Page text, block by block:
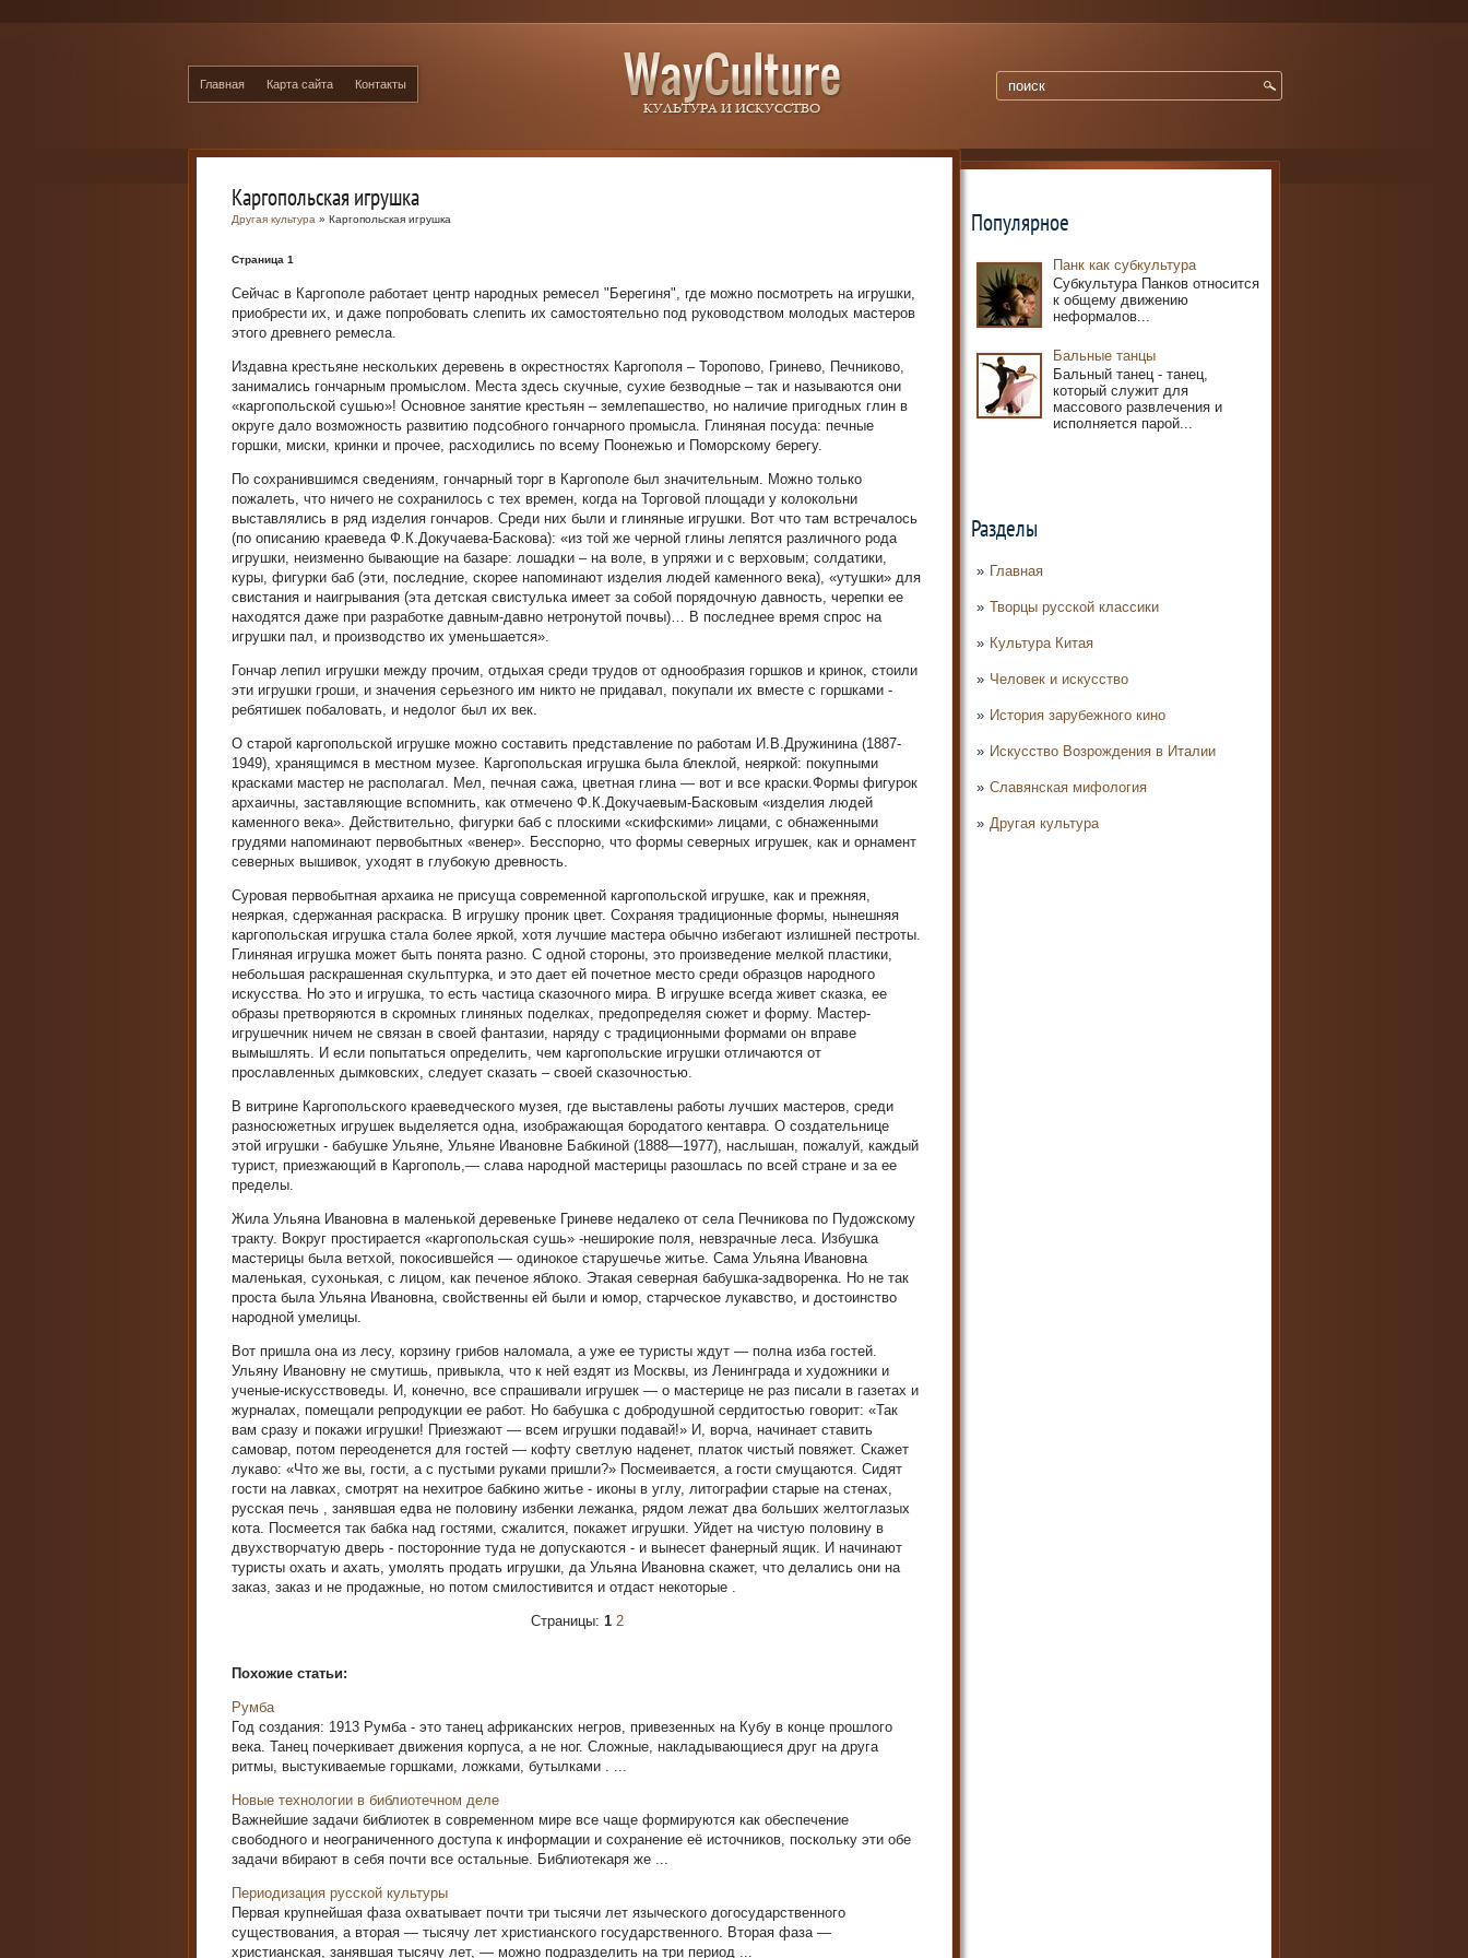
Главная Карта сайта Контакты
Популярное
Панк как субкультура
Субкультура Панков относится
к общему движению
неформалов...
Бальные танцы
Бальный танец - танец,
который служит для
массового развлечения и
исполняется парой...
Разделы
Главная
Творцы русской классики
Культура Китая
Человек и искусство
История зарубежного кино
Искусство Возрождения в Италии
Славянская мифология
Другая культура
Каргопольская игрушка
Другая культура » Каргопольская игрушка
Страница 1
Сейчас в Каргополе работает центр народных ремесел "Берегиня", где можно посмотреть на игрушки,
приобрести их, и даже попробовать слепить их самостоятельно под руководством молодых мастеров
этого древнего ремесла.
Издавна крестьяне нескольких деревень в окрестностях Каргополя – Торопово, Гринево, Печниково,
занимались гончарным промыслом. Места здесь скучные, сухие безводные – так и называются они
«каргопольской сушью»! Основное занятие крестьян – землепашество, но наличие пригодных глин в
округе дало возможность развитию подсобного гончарного промысла. Глиняная посуда: печные
горшки, миски, кринки и прочее, расходились по всему Поонежью и Поморскому берегу.
По сохранившимся сведениям, гончарный торг в Каргополе был значительным. Можно только
пожалеть, что ничего не сохранилось с тех времен, когда на Торговой площади у колокольни
выставлялись в ряд изделия гончаров. Среди них были и глиняные игрушки. Вот что там встречалось
(по описанию краеведа Ф.К.Докучаева-Баскова): «из той же черной глины лепятся различного рода
игрушки, неизменно бывающие на базаре: лошадки – на воле, в упряжи и с верховым; солдатики,
куры, фигурки баб (эти, последние, скорее напоминают изделия людей каменного века), «утушки» для
свистания и наигрывания (эта детская свистулька имеет за собой порядочную давность, черепки ее
находятся даже при разработке давным-давно нетронутой почвы)… В последнее время спрос на
игрушки пал, и производство их уменьшается».
Гончар лепил игрушки между прочим, отдыхая среди трудов от однообразия горшков и кринок, стоили
эти игрушки гроши, и значения серьезного им никто не придавал, покупали их вместе с горшками -
ребятишек побаловать, и недолог был их век.
О старой каргопольской игрушке можно составить представление по работам И.В.Дружинина (1887-
1949), хранящимся в местном музее. Каргопольская игрушка была блеклой, неяркой: покупными
красками мастер не располагал. Мел, печная сажа, цветная глина — вот и все краски.Формы фигурок
архаичны, заставляющие вспомнить, как отмечено Ф.К.Докучаевым-Басковым «изделия людей
каменного века». Действительно, фигурки баб с плоскими «скифскими» лицами, с обнаженными
грудями напоминают первобытных «венер». Бесспорно, что формы северных игрушек, как и орнамент
северных вышивок, уходят в глубокую древность.
Суровая первобытная архаика не присуща современной каргопольской игрушке, как и прежняя,
неяркая, сдержанная раскраска. В игрушку проник цвет. Сохраняя традиционные формы, нынешняя
каргопольская игрушка стала более яркой, хотя лучшие мастера обычно избегают излишней пестроты.
Глиняная игрушка может быть понята разно. С одной стороны, это произведение мелкой пластики,
небольшая раскрашенная скульптурка, и это дает ей почетное место среди образцов народного
искусства. Но это и игрушка, то есть частица сказочного мира. В игрушке всегда живет сказка, ее
образы претворяются в скромных глиняных поделках, предопределяя сюжет и форму. Мастер-
игрушечник ничем не связан в своей фантазии, наряду с традиционными формами он вправе
вымышлять. И если попытаться определить, чем каргопольские игрушки отличаются от
прославленных дымковских, следует сказать – своей сказочностью.
В витрине Каргопольского краеведческого музея, где выставлены работы лучших мастеров, среди
разносюжетных игрушек выделяется одна, изображающая бородатого кентавра. О создательнице
этой игрушки - бабушке Ульяне, Ульяне Ивановне Бабкиной (1888—1977), наслышан, пожалуй, каждый
турист, приезжающий в Каргополь,— слава народной мастерицы разошлась по всей стране и за ее
пределы.
Жила Ульяна Ивановна в маленькой деревеньке Гриневе недалеко от села Печникова по Пудожскому
тракту. Вокруг простирается «каргопольская сушь» -неширокие поля, невзрачные леса. Избушка
мастерицы была ветхой, покосившейся — одинокое старушечье житье. Сама Ульяна Ивановна
маленькая, сухонькая, с лицом, как печеное яблоко. Этакая северная бабушка-задворенка. Но не так
проста была Ульяна Ивановна, свойственны ей были и юмор, старческое лукавство, и достоинство
народной умелицы.
Вот пришла она из лесу, корзину грибов наломала, а уже ее туристы ждут — полна изба гостей.
Ульяну Ивановну не смутишь, привыкла, что к ней ездят из Москвы, из Ленинграда и художники и
ученые-искусствоведы. И, конечно, все спрашивали игрушек — о мастерице не раз писали в газетах и
журналах, помещали репродукции ее работ. Но бабушка с добродушной сердитостью говорит: «Так
вам сразу и покажи игрушки! Приезжают — всем игрушки подавай!» И, ворча, начинает ставить
самовар, потом переоденется для гостей — кофту светлую наденет, платок чистый повяжет. Скажет
лукаво: «Что же вы, гости, а с пустыми руками пришли?» Посмеивается, а гости смущаются. Сидят
гости на лавках, смотрят на нехитрое бабкино житье - иконы в углу, литографии старые на стенах,
русская печь , занявшая едва не половину избенки лежанка, рядом лежат два больших желтоглазых
кота. Посмеется так бабка над гостями, сжалится, покажет игрушки. Уйдет на чистую половину в
двухстворчатую дверь - посторонние туда не допускаются - и вынесет фанерный ящик. И начинают
туристы охать и ахать, умолять продать игрушки, да Ульяна Ивановна скажет, что делались они на
заказ, заказ и не продажные, но потом смилостивится и отдаст некоторые .
Страницы: 1 2
Похожие статьи:
Румба
Год создания: 1913 Румба - это танец африканских негров, привезенных на Кубу в конце прошлого
века. Танец почеркивает движения корпуса, а не ног. Сложные, накладывающиеся друг на друга
ритмы, выстукиваемые горшками, ложками, бутылками . ...
Новые технологии в библиотечном деле
Важнейшие задачи библиотек в современном мире все чаще формируются как обеспечение
свободного и неограниченного доступа к информации и сохранение её источников, поскольку эти обе
задачи вбирают в себя почти все остальные. Библиотекаря же ...
Периодизация русской культуры
Первая крупнейшая фаза охватывает почти три тысячи лет языческого догосударственного
существования, а вторая — тысячу лет христианского государственного. Вторая фаза —
христианская, занявшая тысячу лет, — можно подразделить на три период ...